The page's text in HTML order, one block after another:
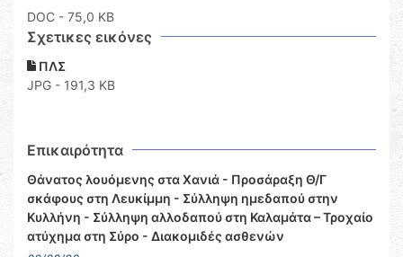
DOC - 75,0 KB
Σχετικες εικόνες
ΠΛΣ
JPG - 191,3 KB
Επικαιρότητα
Θάνατος λουόμενης στα Χανιά - Προσάραξη Θ/Γ
σκάφους στη Λευκίμμη - Σύλληψη ημεδαπού στην
Κυλλήνη - Σύλληψη αλλοδαπού στη Καλαμάτα – Τροχαίο
ατύχημα στη Σύρο - Διακομιδές ασθενών